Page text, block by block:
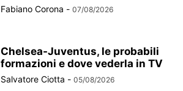
Fabiano Corona - 07/08/2026
Chelsea-Juventus, le probabili
formazioni e dove vederla in TV
Salvatore Ciotta - 05/08/2026